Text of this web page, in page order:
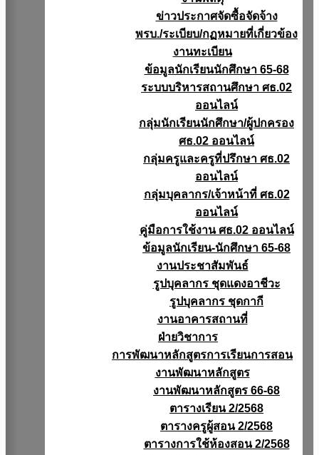
ข่าวประกาศจัดซื้อจัดจ้าง
พรบ./ระเบียบ/กฏหมายที่เกี่ยวข้อง
งานทะเบียน
ข้อมูลนักเรียนนักศึกษา 65-68
ระบบบริหารสถานศึกษา ศธ.02
ออนไลน์
กลุ่มนักเรียนนักศึกษา/ผู้ปกครอง
ศธ.02 ออนไลน์
กลุ่มครูและครูที่ปรึกษา ศธ.02
ออนไลน์
กลุ่มบุคลากร/เจ้าหน้าที่ ศธ.02
ออนไลน์
คู่มือการใช้งาน ศธ.02 ออนไลน์
ข้อมูลนักเรียน-นักศึกษา 65-68
งานประชาสัมพันธ์
รูปบุคลากร ชุดแดงอาชีวะ
รูปบุคลากร ชุดกากี
งานอาคารสถานที่
ฝ่ายวิชาการ
การพัฒนาหลักสูตรการเรียนการสอน
งานพัฒนาหลักสูตร
งานพัฒนาหลักสูตร 66-68
ตารางเรียน 2/2568
ตารางครูผู้สอน 2/2568
ตารางการใช้ห้องสอน 2/2568